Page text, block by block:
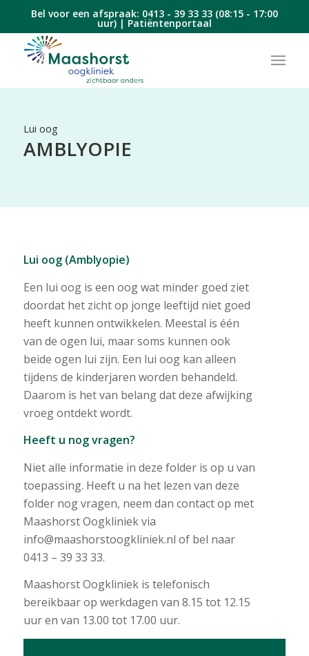
Bel voor een afspraak: 0413 - 39 33 33(08:15 - 17:00
uur) | Patiëntenportaal
Lui oog
AMBLYOPIE
Lui oog (Amblyopie)
Een lui oog is een oog wat minder goed ziet
doordat het zicht op jonge leeftijd niet goed
heeft kunnen ontwikkelen. Meestal is één
van de ogen lui, maar soms kunnen ook
beide ogen lui zijn. Een lui oog kan alleen
tijdens de kinderjaren worden behandeld.
Daarom is het van belang dat deze afwijking
vroeg ontdekt wordt.
Heeft u nog vragen?
Niet alle informatie in deze folder is op u van
toepassing. Heeft u na het lezen van deze
folder nog vragen, neem dan contact op met
Maashorst Oogkliniek via
info@maashorstoogkliniek.nl of bel naar
0413 – 39 33 33.
Maashorst Oogkliniek is telefonisch
bereikbaar op werkdagen van 8.15 tot 12.15
uur en van 13.00 tot 17.00 uur.